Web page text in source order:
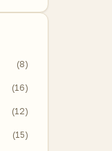
(8)
(16)
(12)
(15)